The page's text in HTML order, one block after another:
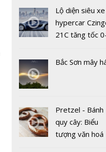
IPL, nâng tầm
nghiệm làm
tại nhà
MWC 2026:
HONOR bắt tay
hàng tại khu dịch
vụ trong dịch
Covid-19
Lộ diện siêu xe
hypercar
21C tăng tốc
2 giây
Bắc Sơn mây
Pretzel - Bánh
quy cây: Biểu
tượng văn hoá